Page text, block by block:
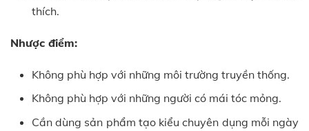
thích.
Nhược điểm:
Không phù hợp với những môi trường truyền thống.
Không phù hợp với những người có mái tóc mỏng.
Cần dùng sản phẩm tạo kiểu chuyên dụng mỗi ngày